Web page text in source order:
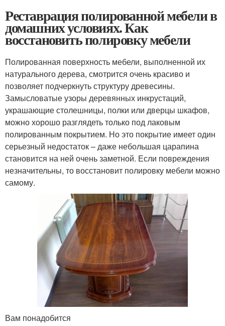
Реставрация полированной мебели в
домашних условиях. Как
восстановить полировку мебели
Полированная поверхность мебели, выполненной их
натурального дерева, смотрится очень красиво и
позволяет подчеркнуть структуру древесины.
Замысловатые узоры деревянных инкрустаций,
украшающие столешницы, полки или дверцы шкафов,
можно хорошо разглядеть только под лаковым
полированным покрытием. Но это покрытие имеет один
серьезный недостаток – даже небольшая царапина
становится на ней очень заметной. Если повреждения
незначительны, то восстановит полировку мебели можно
самому.
Вам понадобится